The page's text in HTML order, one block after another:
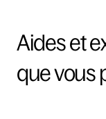
Aides et
que vous